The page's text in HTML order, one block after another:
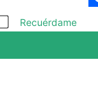
Recuérdame